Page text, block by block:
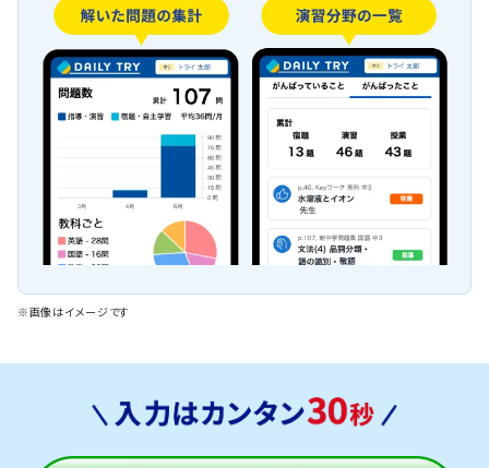
※画像はイメージです